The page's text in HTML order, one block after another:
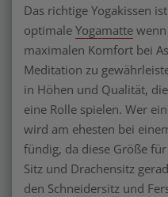
Das richtige Yogakissen
optimale Yogamatte
maximalen Komfort bei
Meditation zu
in Höhen und Qualität,
eine Rolle spielen. Wer
wird am ehesten bei
fündig, da diese Größe
Sitz und Drachensitz
den Schneidersitz und